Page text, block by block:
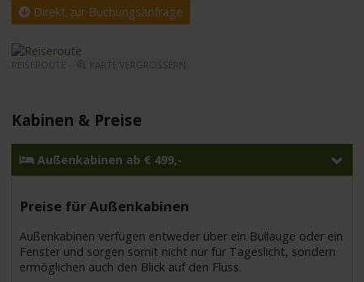
Direkt zur Buchungsanfrage
REISEROUTE -
Kabinen & Preise
Außenkabinen ab € 499,-
Preise für Außenkabinen
Außenkabinen verfügen entweder über ein Bullauge oder ein
Fenster und sorgen somit nicht nur für Tageslicht, sondern
ermöglichen auch den Blick auf den Fluss.